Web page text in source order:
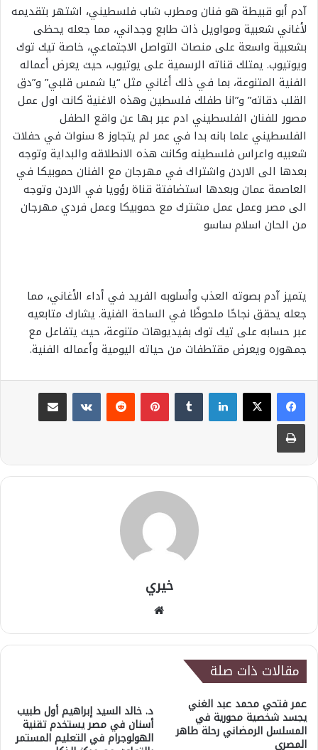
آدم أبو قبيطة هو فنان ومطرب شاب فلسطيني، اشتهر بتقديمه
لأغاني شعبية ومواويل ذات طابع وجداني، مما جعله يحظى
بشعبية واسعة على منصات التواصل الاجتماعي، خاصة تيك توك
ويوتيوب. يمتلك قناته الرسمية على يوتيوب، حيث يعرض أعماله
الفنية المتنوعة، بما في ذلك أغاني مثل “يا شمس قلبي” و”دق
القلب دقاته” و”انا طفلك فلسطين وهذه الاغنية كانت اول عمل
مصور للفنان الفلسطيني ادم عبر بها عن واقع الطفل
الفلسطيني علما بانه بدا في عمر لم يتجاوز 8 سنوات في حفلات
شعبيه واعراس فلسطينه وكانت هذه الانطلاقه والبداية وتوجه
بعدها الى الاردن واشتراك في مهرجان مع الفنان حموبيكا في
العاصمة عمان وبعدها استضافتة قناة رؤويا في الاردن وتوجه
الى مصر وعمل عمل مشترك مع حموبيكا وعمل فردي مهرجان
من الحان اسلام ساسو
يتميز آدم بصوته العذب وأسلوبه الفريد في أداء الأغاني، مما
جعله يحقق نجاحًا ملحوظًا في الساحة الفنية. يشارك متابعيه
عبر حسابه على تيك توك بفيديوهات متنوعة، حيث يتفاعل مع
جمهوره ويعرض مقتطفات من حياته اليومية وأعماله الفنية.
لينكدإن بينتيريست
مشاركة عبر البريد
طباعة
خيري
مقالات ذات صلة
عمر فتحي محمد عبد الغني
يجسد شخصية محورية في
المسلسل الرمضاني رحلة طاهر
المصري
د. خالد السيد إبراهيم أول طبيب
أسنان في مصر يستخدم تقنية
الهولوجرام في التعليم المستمر